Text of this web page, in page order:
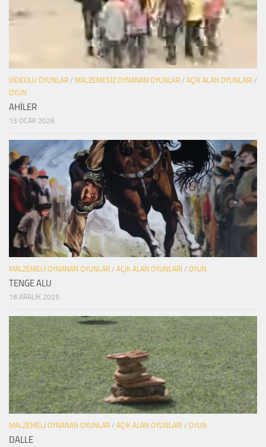
VIDEOLU OYUNLAR / MALZEMESIZ OYNANAN OYUNLAR / AÇIK ALAN OYUNLARI /
OYUN
AHİLER
13 OCAK 2026
MALZEMELI OYNANAN OYUNLAR / AÇIK ALAN OYUNLARI / OYUN
TENGE ALU
18 ARALIK 2025
MALZEMELI OYNANAN OYUNLAR / AÇIK ALAN OYUNLARI / OYUN
DALLE